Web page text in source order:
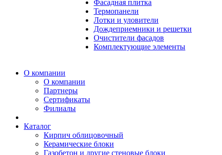
Фасадная плитка
Термопанели
Лотки и уловители
Дождеприемники и решетки
Очистители фасадов
Комплектующие элементы
О компании
О компании
Партнеры
Сертификаты
Филиалы
Каталог
Кирпич облицовочный
Керамические блоки
Газобетон и другие стеновые блоки